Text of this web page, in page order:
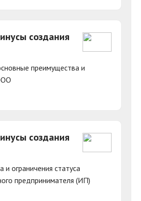
создания
преимущества и
создания
и ограничения статуса
предпринимателя (ИП)